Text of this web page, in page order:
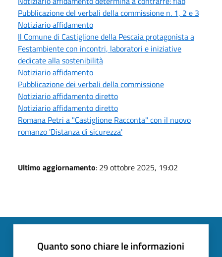
Pubblicazione del verbali della commissione n. 1, 2 e 3
Notiziario affidamento
Il Comune di Castiglione della Pescaia protagonista a
Festambiente con incontri, laboratori e iniziative
dedicate alla sostenibilità
Notiziario affidamento
Pubblicazione dei verbali della commissione
Notiziario affidamento diretto
Notiziario affidamento diretto
Romana Petri a "Castiglione Racconta" con il nuovo
romanzo 'Distanza di sicurezza'
Ultimo aggiornamento: 29 ottobre 2025, 19:02
Quanto sono chiare le informazioni